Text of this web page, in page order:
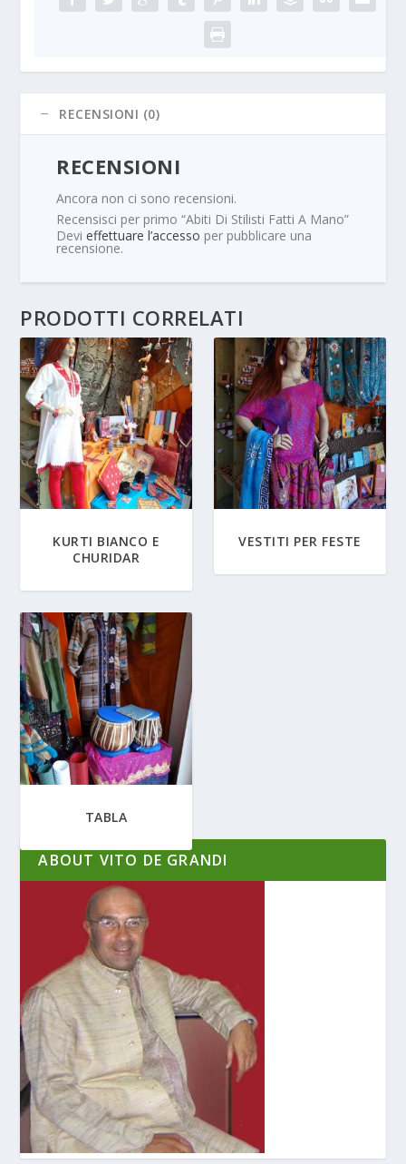
RECENSIONI (0)
RECENSIONI
Ancora non ci sono recensioni.
Recensisci per primo “Abiti Di Stilisti Fatti A Mano”
Devieffettuare l’accesso per pubblicare una
recensione.
PRODOTTI CORRELATI
KURTI BIANCO E
CHURIDAR
VESTITI PER FESTE
TABLA
ABOUT VITO DE GRANDI